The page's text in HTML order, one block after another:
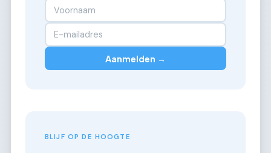
Aanmelden →
BLIJF OP DE HOOGTE